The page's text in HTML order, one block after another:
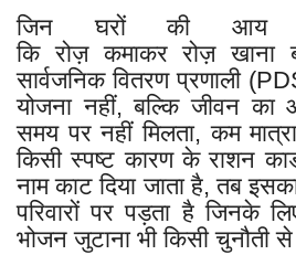
जिन घरों की आय
कि रोज़ कमाकर रोज़ खाना
सार्वजनिक वितरण प्रणाली
योजना नहीं, बल्कि जीवन
समय पर नहीं मिलता, कम
किसी स्पष्ट कारण के राशन
नाम काट दिया जाता है, तब
परिवारों पर पड़ता है जिनके
भोजन जुटाना भी किसी चुनौती